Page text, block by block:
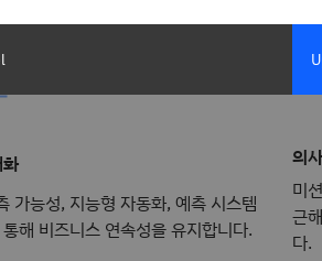
가능성, 지능형 자동화, 예측 시스템
해 비즈니스 연속성을 유지합니다.
의
미
근
다.